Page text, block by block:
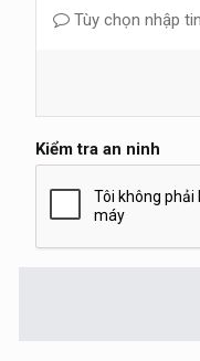
Tùy chọn nhập
Kiểm tra an ninh